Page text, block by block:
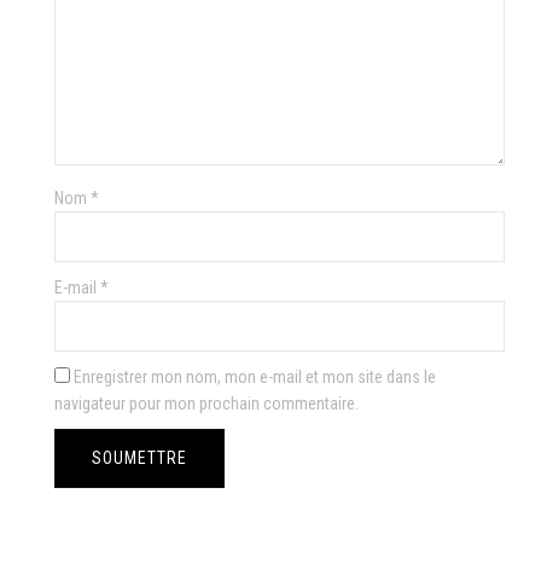
Nom *
E-mail *
Enregistrer mon nom, mon e-mail et mon site dans le
navigateur pour mon prochain commentaire.